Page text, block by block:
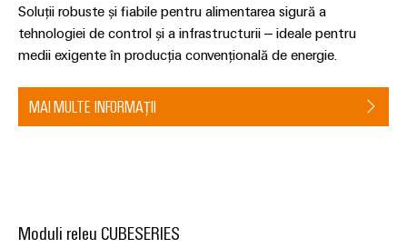
conectivitatea
industrială.
Soluții robuste și fiabile pentru alimentarea sigură a
tehnologiei de control și a infrastructurii – ideale pentru
medii exigente în producția convențională de energie.
MAI MULTE INFORMAȚII
Moduli releu CUBESERIES